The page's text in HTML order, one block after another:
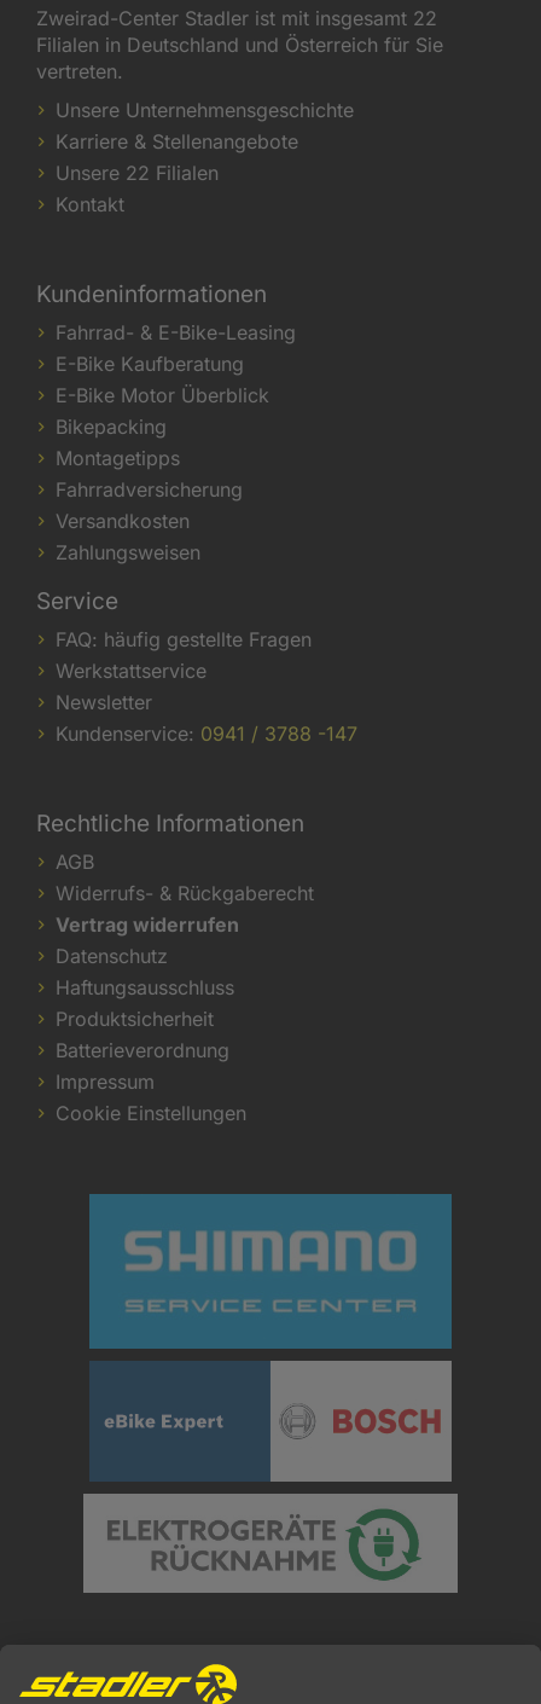
Zweirad-Center Stadler ist mit insgesamt 22
Filialen in Deutschland und Österreich für Sie
vertreten.
Unsere Unternehmensgeschichte
Karriere & Stellenangebote
Unsere 22 Filialen
Kontakt
Kundeninformationen
Fahrrad- & E-Bike-Leasing
E-Bike Kaufberatung
E-Bike Motor Überblick
Bikepacking
Montagetipps
Fahrradversicherung
Versandkosten
Zahlungsweisen
Service
FAQ: häufig gestellte Fragen
Werkstattservice
Newsletter
Kundenservice: 0941 / 3788 -147
Rechtliche Informationen
AGB
Widerrufs- & Rückgaberecht
Vertrag widerrufen
Datenschutz
Haftungsausschluss
Produktsicherheit
Batterieverordnung
Impressum
Cookie Einstellungen